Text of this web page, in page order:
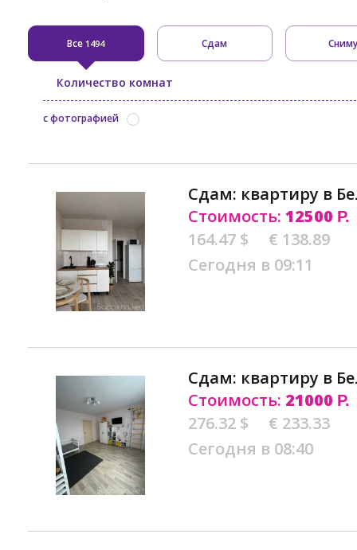
Все 1494 Сдам
Количество комнат
с фотографией
Сдам: квартиру в
Стоимость: 12500 Р.
164.47 $
€ 138.89
Сегодня в 09:11
Сдам: квартиру в
Стоимость: 21000 Р.
276.32 $
€ 233.33
Сегодня в 08:40